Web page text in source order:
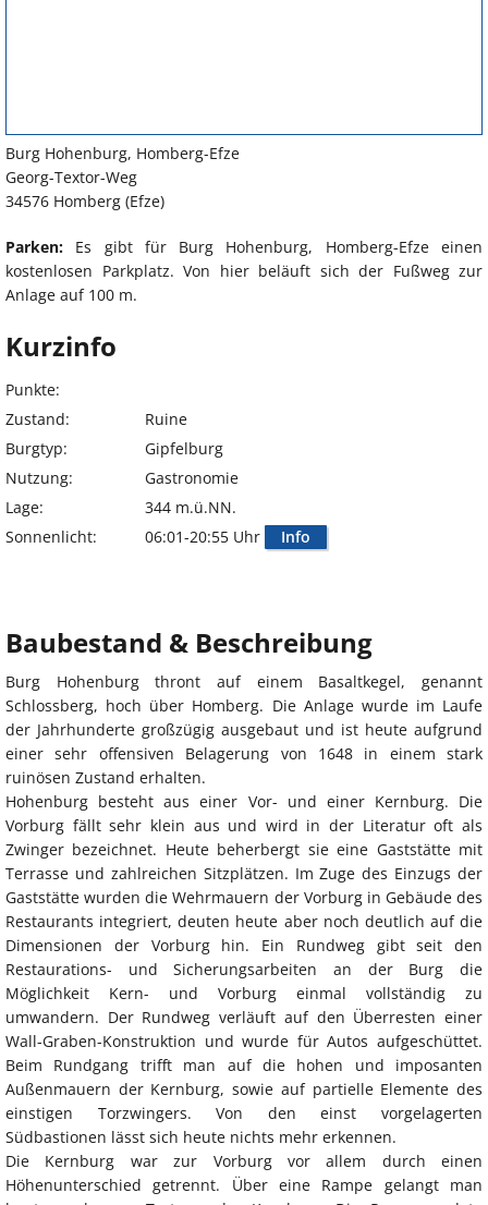
Burg Hohenburg, Homberg-Efze
Georg-Textor-Weg
34576 Homberg (Efze)
Parken: Es gibt für Burg Hohenburg, Homberg-Efze einen
kostenlosen Parkplatz. Von hier beläuft sich der Fußweg zur
Anlage auf 100 m.
Kurzinfo
Punkte:
Zustand:
Ruine
Burgtyp:
Gipfelburg
Nutzung:
Gastronomie
Lage:
344 m.ü.NN.
Sonnenlicht:
06:01-20:55 Uhr Info
Baubestand & Beschreibung
Burg Hohenburg thront auf einem Basaltkegel, genannt
Schlossberg, hoch über Homberg. Die Anlage wurde im Laufe
der Jahrhunderte großzügig ausgebaut und ist heute aufgrund
einer sehr offensiven Belagerung von 1648 in einem stark
ruinösen Zustand erhalten.
Hohenburg besteht aus einer Vor- und einer Kernburg. Die
Vorburg fällt sehr klein aus und wird in der Literatur oft als
Zwinger bezeichnet. Heute beherbergt sie eine Gaststätte mit
Terrasse und zahlreichen Sitzplätzen. Im Zuge des Einzugs der
Gaststätte wurden die Wehrmauern der Vorburg in Gebäude des
Restaurants integriert, deuten heute aber noch deutlich auf die
Dimensionen der Vorburg hin. Ein Rundweg gibt seit den
Restaurations- und Sicherungsarbeiten an der Burg die
Möglichkeit Kern- und Vorburg einmal vollständig zu
umwandern. Der Rundweg verläuft auf den Überresten einer
Wall-Graben-Konstruktion und wurde für Autos aufgeschüttet.
Beim Rundgang trifft man auf die hohen und imposanten
Außenmauern der Kernburg, sowie auf partielle Elemente des
einstigen Torzwingers. Von den einst vorgelagerten
Südbastionen lässt sich heute nichts mehr erkennen.
Die Kernburg war zur Vorburg vor allem durch einen
Höhenunterschied getrennt. Über eine Rampe gelangt man